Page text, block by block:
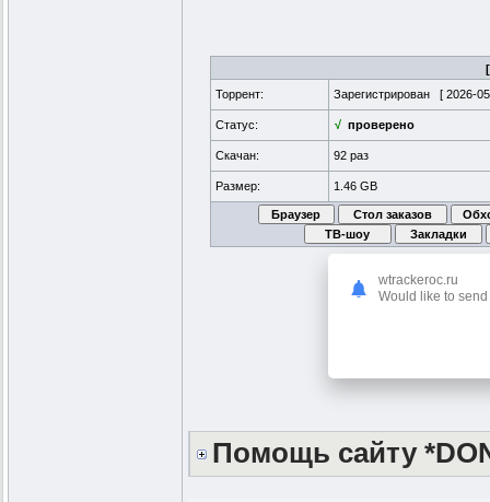
Торрент:
Зарегистрирован [ 2026-
Статус: √ проверено
Скачан: 92 раз
Размер: 1.46 GB
Помощь сайту
wtrackeroc.ru
Would like to